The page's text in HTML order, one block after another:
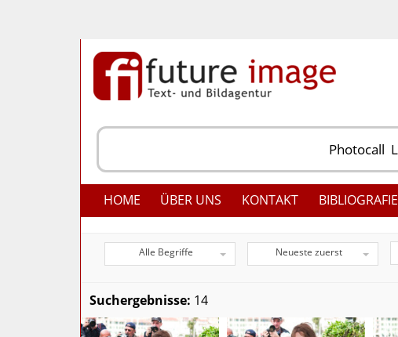
HOME ÜBER UNS KONTAKT BIBLIOGRAFIE
Alle Begriffe Neueste zuerst
Suchergebnisse: 14